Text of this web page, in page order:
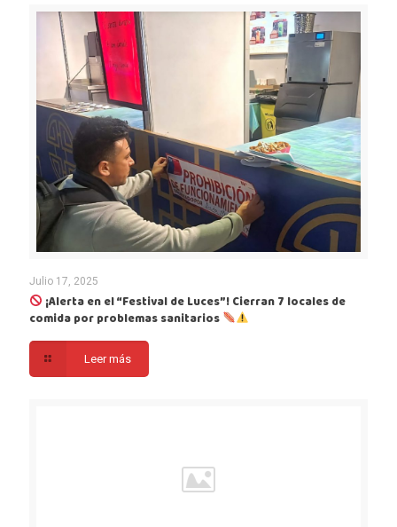
Julio 17, 2025
¡Alerta en el “Festival de Luces”! Cierran 7 locales de
comida por problemas sanitarios
Leer más